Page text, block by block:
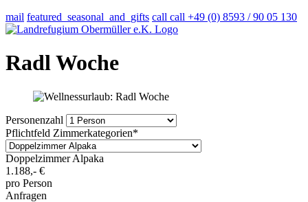
mail featured_seasonal_and_gifts call call +49 (0) 8593 / 90 05 130
Radl Woche
Personenzahl
Pflichtfeld Zimmerkategorien*
Doppelzimmer Alpaka
1.188,- €
pro Person
Anfragen